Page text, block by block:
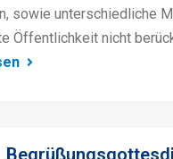
sowie unterschiedliche
Öffentlichkeit nicht